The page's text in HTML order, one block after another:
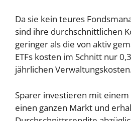
Da sie kein teures
sind ihre durchschnittlichen
geringer als die von aktiv
ETFs kosten im Schnitt nur
jährlichen
Sparer investieren mit einem
einen ganzen Markt und